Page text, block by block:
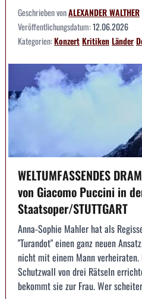
Geschrieben vonALEXANDER WALTHER
Veröffentlichungsdatum:12.06.2026
Kategorien:KonzertKritikenLänder
WELTUMFASSENDES
von Giacomo Puccini in
Staatsoper/STUTTGART
Anna-Sophie Mahler hat als
"Turandot" einen ganz neuen
nicht mit einem Mann verheiraten.
Schutzwall von drei Rätseln
bekommt sie zur Frau. Wer